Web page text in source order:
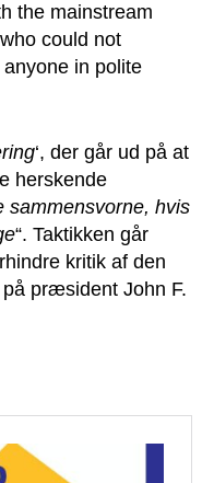
the mainstream
could not
in polite
‘, der går ud på at
herskende
sammensvorne, hvis
“. Taktikken går
kritik af den
præsident John F.